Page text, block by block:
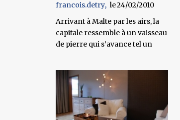
francois.detry
24/02/2010
Arrivant à Malte par les airs, la
capitale ressemble à un vaisseau
de pierre qui s’avance tel un